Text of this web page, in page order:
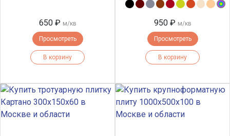
650 ₽ м/кв
Просмотреть
В корзину
950 ₽ м/кв
Просмотреть
В корзину